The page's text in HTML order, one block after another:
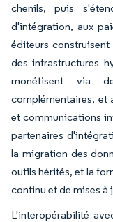
chenils, puis
d'intégration, aux
éditeurs
des infrastructures
monétisent via
complémentaires, et
et communications
partenaires
la migration des
outils hérités, et la
continu et de mises
L'interopérabilité